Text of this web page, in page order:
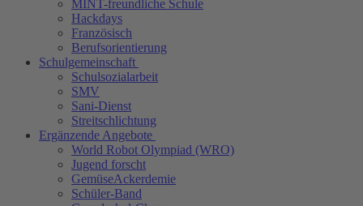
MINT-freundliche Schule
Hackdays
Französisch
Berufsorientierung
Schulgemeinschaft
Schulsozialarbeit
SMV
Sani-Dienst
Streitschlichtung
Ergänzende Angebote
World Robot Olympiad (WRO)
Jugend forscht
GemüseAckerdemie
Schüler-Band